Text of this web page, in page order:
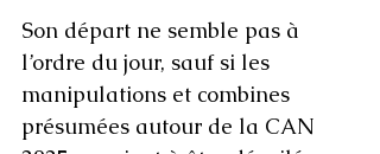
Son départ ne semble pas à
l’ordre du jour, sauf si les
manipulations et combines
présumées autour de la CAN